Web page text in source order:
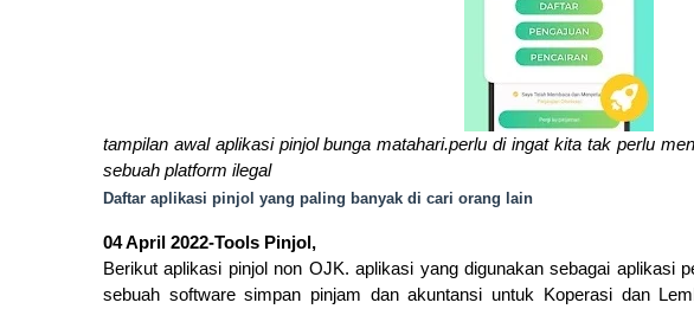
tampilan awal aplikasi pinjol bunga matahari.perlu di ingat kita tak perlu
sebuah platform ilegal
Daftar aplikasi pinjol yang paling banyak di cari orang lain
04 April 2022-Tools Pinjol,
Berikut aplikasi pinjol non OJK. aplikasi yang digunakan sebagai aplikasi
sebuah software simpan pinjam dan akuntansi untuk Koperasi dan